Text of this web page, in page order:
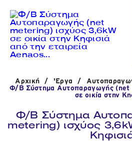
Η
Αρχική / 'Εργα /
Φ/Β Σύστημα Αυτοπαραγωγής (net
σε οικία στην
Φ/Β Σύστημα
metering) ισχύος